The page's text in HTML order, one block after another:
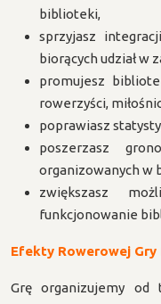
biblioteki,
sprzyjasz
biorących udział w
promujesz
rowerzyści,
poprawiasz
poszerzasz
organizowanych w
zwiększasz
funkcjonowanie
Efekty Rowerowej
Grę organizujemy od